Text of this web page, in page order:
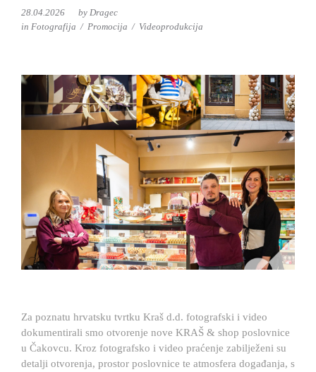
28.04.2026 by Dragec
in Fotografija Promocija Videoprodukcija
Za poznatu hrvatsku tvrtku Kraš d.d. fotografski i video
dokumentirali smo otvorenje nove KRAŠ & shop poslovnice
u Čakovcu. Kroz fotografsko i video praćenje zabilježeni su
detalji otvorenja, prostor poslovnice te atmosfera događanja, s
Usluga